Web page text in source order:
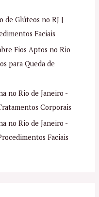
de Glúteos no RJ |
Faciais
Fios Aptos no Rio
para Queda de
no Rio de Janeiro -
Corporais
no Rio de Janeiro -
Faciais